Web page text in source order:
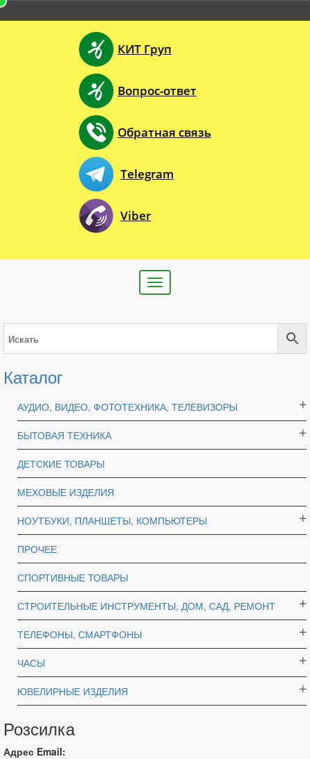
КИТ Груп
Вопрос-ответ
Обратная связь
Telegram
Viber
Toggle
navigation
Каталог
АУДИО, ВИДЕО, ФОТОТЕХНИКА, ТЕЛЕВИЗОРЫ
БЫТОВАЯ ТЕХНИКА
ДЕТСКИЕ ТОВАРЫ
МЕХОВЫЕ ИЗДЕЛИЯ
НОУТБУКИ, ПЛАНШЕТЫ, КОМПЬЮТЕРЫ
ПРОЧЕЕ
СПОРТИВНЫЕ ТОВАРЫ
СТРОИТЕЛЬНЫЕ ИНСТРУМЕНТЫ, ДОМ, САД, РЕМОНТ
ТЕЛЕФОНЫ, СМАРТФОНЫ
ЧАСЫ
ЮВЕЛИРНЫЕ ИЗДЕЛИЯ
Розсилка
Адрес Email: